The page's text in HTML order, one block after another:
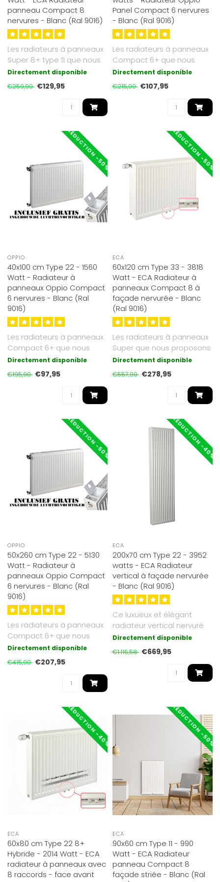
panneau Compact 8
nervures - Blanc (Ral 9016)
Les radiateurs à panneaux
Super 8+ type 11 que nous
proposons sont d'un blanc
Directement disponible
€259,90 €129,95
Panel Compact 6 nervures
- Blanc (Ral 9016)
Les radiateurs à panneaux
Compact 6+ que nous
proposons sont d'un blanc
soyeux ..
Directement disponible
€215,90 €107,95
RÉDUCTION -50%
OPPIO
40x100 cm Type 22 - 1560
Watt - Radiateur à
panneaux Oppio Compact
6 nervures - Blanc (Ral
9016)
Les radiateurs à panneaux
Compact 6+ que nous
proposons sont d'un blanc
soyeux ..
Directement disponible
€195,90 €97,95
RÉDUCTION -50%
ECA
60x120 cm Type 33 - 3818
Watt - ECA Radiateur à
panneaux Compact 8 à
façade nervurée - Blanc
(Ral 9016)
Les radiateurs à panneaux
Super que nous proposons
sont d'un blanc soyeux et
Directement disponible
€557,90 €278,95
RÉDUCTION -50%
OPPIO
50x260 cm Type 22 - 5130
Watt - Radiateur à
panneaux Oppio Compact
6 nervures - Blanc (Ral
9016)
Les radiateurs à panneaux
Compact 6+ que nous
proposons sont d'un blanc
soyeux ..
Directement disponible
€415,90 €207,95
RÉDUCTION -40%
ECA
200x70 cm Type 22 - 3952
watts - ECA Radiateur
vertical à façade nervurée
- Blanc (Ral 9016)
Ce luxueux et élégant
radiateur vertical nervuré
ECA mesure 200x70 cm et
est ..
Directement disponible
€1.116,58 €669,95
RÉDUCTION -40%
ECA
60x80 cm Type 22 8+
Hybride - 2014 Watt - ECA
radiateur à panneaux avec
8 raccords - face avant
RÉDUCTION -50%
ECA
90x60 cm Type 11 - 990
Watt - ECA Radiateur
panneau Compact 8
façade striée - Blanc (Ral